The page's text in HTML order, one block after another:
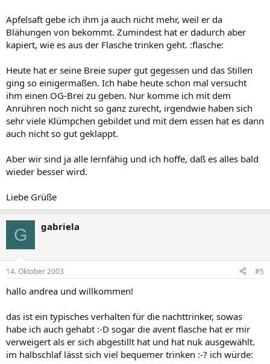
Apfelsaft gebe ich ihm ja auch nicht mehr, weil er da
Blähungen von bekommt. Zumindest hat er dadurch aber
kapiert, wie es aus der Flasche trinken geht. :flasche:
Heute hat er seine Breie super gut gegessen und das Stillen
ging so einigermaßen. Ich habe heute schon mal versucht
ihm einen OG-Brei zu geben. Nur komme ich mit dem
Anrühren noch nicht so ganz zurecht, irgendwie haben sich
sehr viele Klümpchen gebildet und mit dem essen hat es dann
auch nicht so gut geklappt.
Aber wir sind ja alle lernfähig und ich hoffe, daß es alles bald
wieder besser wird.
Liebe Grüße
G gabriela
14. Oktober 2003 #5
hallo andrea und willkommen!
das ist ein typisches verhalten für die nachttrinker, sowas
habe ich auch gehabt :-D sogar die avent flasche hat er mir
verweigert als er sich abgestillt hat und hat nuk ausgewählt.
im halbschlaf lässt sich viel bequemer trinken :-? ich würde: